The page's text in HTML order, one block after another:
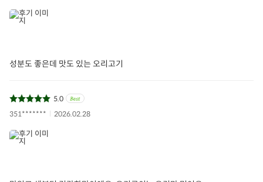
성분도 좋은데 맛도 있는 오리고기
5.0
351*******
2026.02.28